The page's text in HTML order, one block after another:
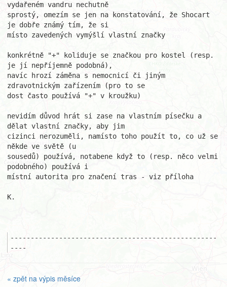
vydařeném vandru nechutně
sprostý, omezím se jen na konstatování, že Shocart
je dobře známý tím, že si
místo zavedených vymýšlí vlastní značky
konkrétně "+" koliduje se značkou pro kostel (resp.
je jí nepříjemně podobná),
navíc hrozí záměna s nemocnicí či jiným
zdravotnickým zařízením (pro to se
dost často používá "+" v kroužku)
nevidím důvod hrát si zase na vlastním písečku a
dělat vlastní značky, aby jim
cizinci nerozuměli, namísto toho použít to, co už se
někde ve světě (u
sousedů) používá, notabene když to (resp. něco velmi
podobného) používá i
místní autorita pro značení tras - viz příloha
K.
---------------------------------------------------
----
« zpět na výpis měsíce